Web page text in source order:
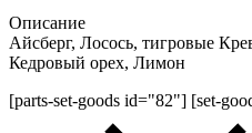
Описание
Айсберг, Лосось, тигровые
Кедровый орех, Лимон
[parts-set-goods id="82"] [set-